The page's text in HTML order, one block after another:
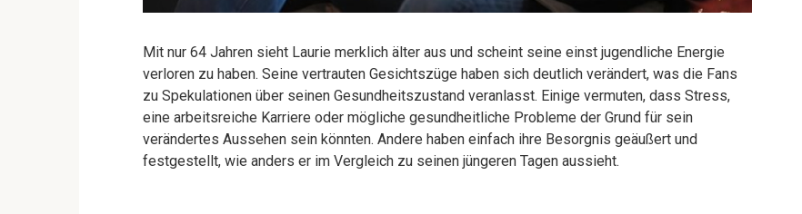
Mit nur 64 Jahren sieht Laurie merklich älter aus und scheint seine einst jugendliche Energie
verloren zu haben. Seine vertrauten Gesichtszüge haben sich deutlich verändert, was die Fans
zu Spekulationen über seinen Gesundheitszustand veranlasst. Einige vermuten, dass Stress,
eine arbeitsreiche Karriere oder mögliche gesundheitliche Probleme der Grund für sein
verändertes Aussehen sein könnten. Andere haben einfach ihre Besorgnis geäußert und
festgestellt, wie anders er im Vergleich zu seinen jüngeren Tagen aussieht.